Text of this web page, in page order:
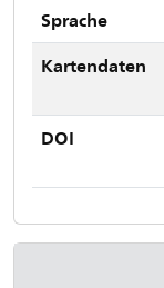
Sprache
Kartendaten
DOI